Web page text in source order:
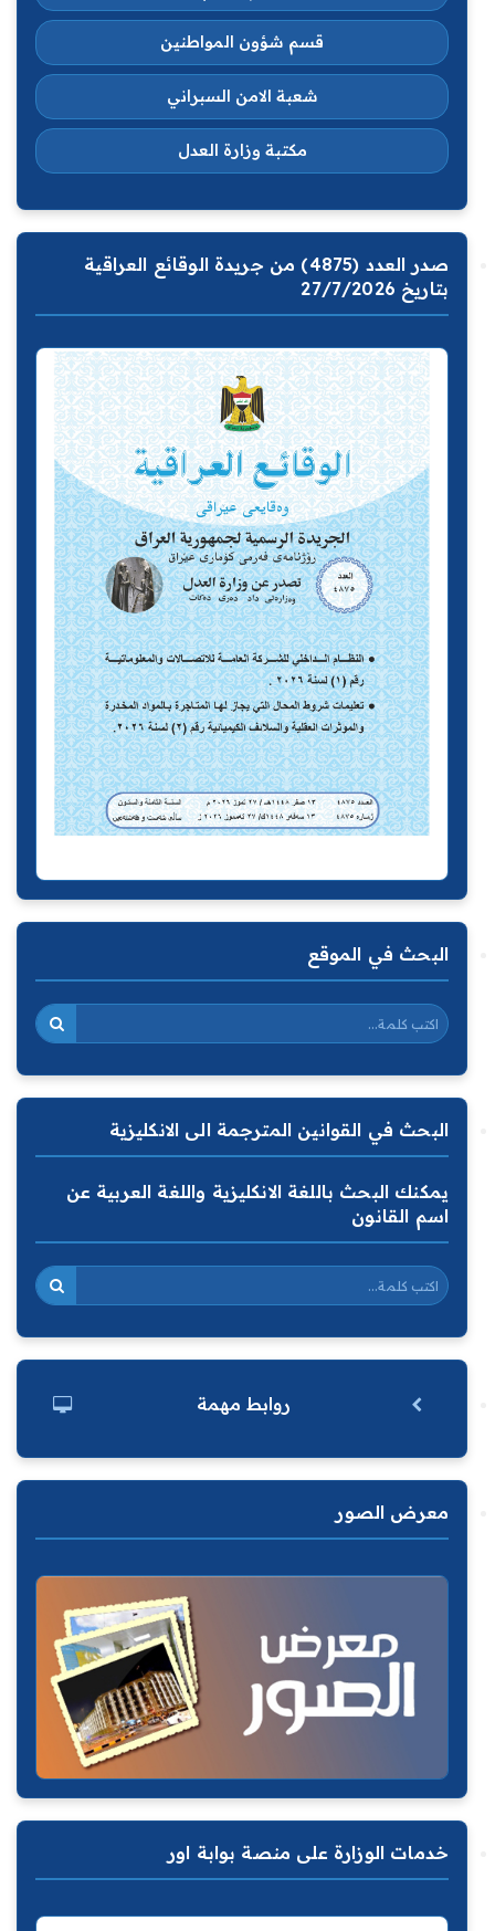
قسم شؤون المواطنين
شعبة الامن السبراني
مكتبة وزارة العدل
صدر العدد (4875) من جريدة الوقائع العراقية
بتاريخ 27/7/2026
البحث في الموقع
البحث في القوانين المترجمة الى الانكليزية
يمكنك البحث باللغة الانكليزية واللغة العربية عن
اسم القانون
روابط مهمة
معرض الصور
خدمات الوزارة على منصة بوابة اور